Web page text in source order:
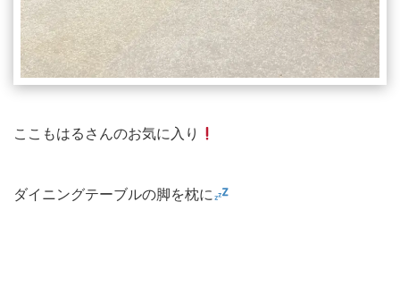
ここもはるさんのお気に入り
ダイニングテーブルの脚を枕に